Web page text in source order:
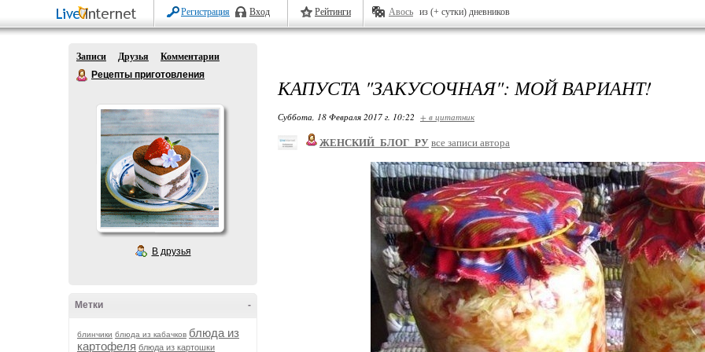
Регистрация Вход Рейтинги Авось из (+ сутки) дневников
Записи Друзья
Комментарии
Рецепты приготовления
В друзья
-
Метки
блинчики блюда из кабачков блюда из
картофеля блюда из картошки
КАПУСТА "ЗАКУСОЧНАЯ": МОЙ ВАРИАНТ!
Суббота, 18 Февраля 2017 г. 10:22 + в цитатник
ЖЕНСКИЙ_БЛОГ_РУ все записи автора